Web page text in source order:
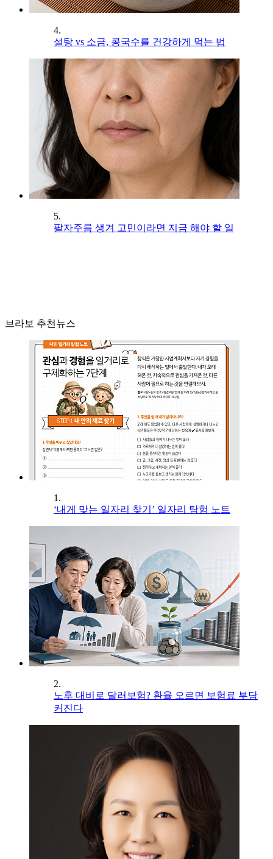
4.
설탕 vs 소금, 콩국수를 건강하게 먹는 법
5.
팔자주름 생겨 고민이라면 지금 해야 할 일
브라보 추천뉴스
1.
‘내게 맞는 일자리 찾기’ 일자리 탐험 노트
2.
노후 대비로 달러보험? 환율 오르면 보험료 부담
커진다